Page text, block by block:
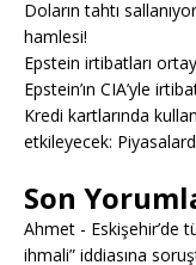
Doların tahtı
hamlesi!
Epstein irtibatları
Epstein’ın CIA’yle
Kredi kartlarında
etkileyecek:
Son
Ahmet - Eskişehir’de
ihmali” iddiasına